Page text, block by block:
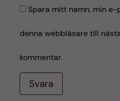
Spara mitt namn, min
denna webbläsare till
kommentar.
Svara